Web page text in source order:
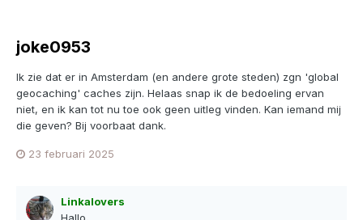
joke0953
Ik zie dat er in Amsterdam (en andere grote steden) zgn 'global
geocaching' caches zijn. Helaas snap ik de bedoeling ervan
niet, en ik kan tot nu toe ook geen uitleg vinden. Kan iemand mij
die geven? Bij voorbaat dank.
23 februari 2025
Linkalovers